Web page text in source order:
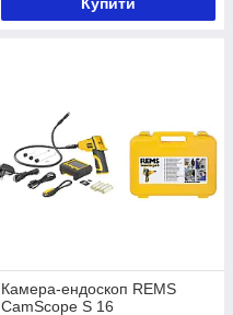
Камера-ендоскоп REMS
CamScope S 16